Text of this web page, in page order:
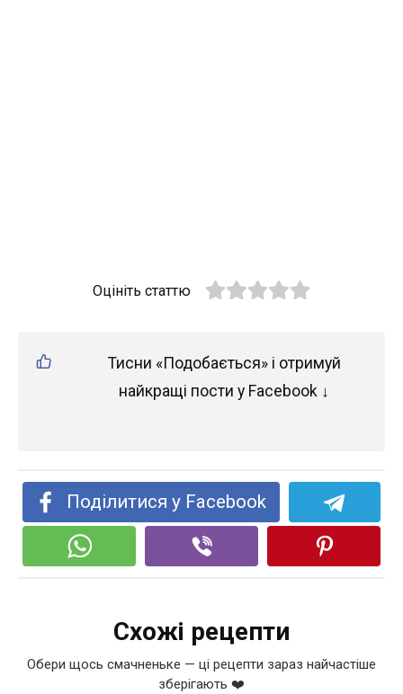
Оцініть статтю
Тисни «Подобається» і отримуй
найкращі пости у Facebook ↓
Поділитися у Facebook
Схожі рецепти
Обери щось смачненьке — ці рецепти зараз найчастіше
зберігають ❤️